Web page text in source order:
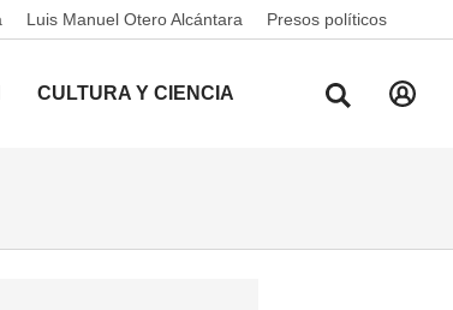
Luis Manuel Otero Alcántara Presos políticos
CULTURA Y CIENCIA